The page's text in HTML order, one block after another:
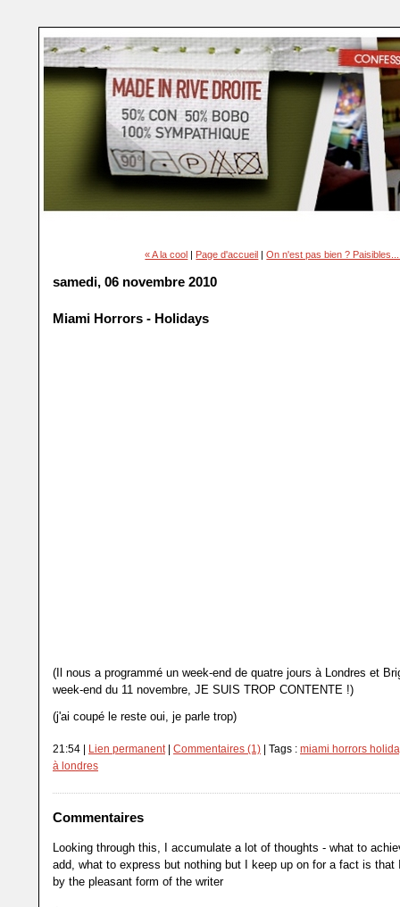
« A la cool | Page d'accueil |On n'est pas bien ?
samedi, 06 novembre 2010
Miami Horrors - Holidays
(Il nous a programmé un week-end de quatre jours à Londres et
week-end du 11 novembre, JE SUIS TROP CONTENTE !)
(j'ai coupé le reste oui, je parle trop)
21:54 | Lien permanent| Commentaires (1) | Tags : miami horrors
à londres
Commentaires
Looking through this, I accumulate a lot of thoughts - what to
add, what to express but nothing but I keep up on for a fact is that
by the pleasant form of the writer